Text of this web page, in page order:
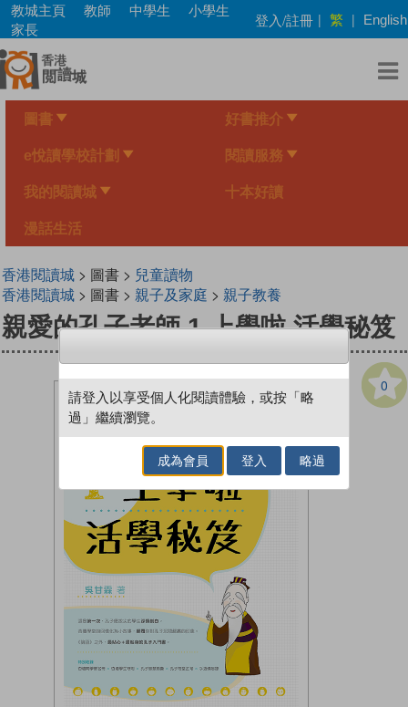
Skip
main
content
教城主頁 教師 中學生
小學生
家長
登入/註冊 | 繁 | English
圖書 好書推介
e悅讀學校計劃 閱讀服務
我的閱讀城 十本好讀
漫話生活
香港閱讀城> 圖書 > 兒童讀物
香港閱讀城> 圖書 > 親子及家庭 > 親子教養
親愛的孔子老師 1 上學啦 活學秘笈
0
請登入以享受個人化閱讀體驗，或按「略
過」繼續瀏覽。
成為會員 登入 略過